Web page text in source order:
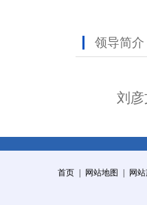
领导简介
刘彦
首页 网站地图 网